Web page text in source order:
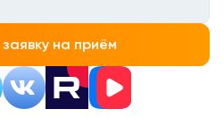
на приём